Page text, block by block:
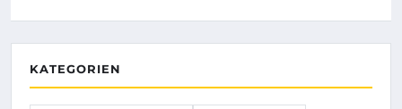
KATEGORIEN